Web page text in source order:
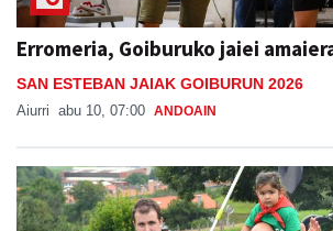
Erromeria, Goiburuko jaiei
SAN ESTEBAN JAIAK GOIBURUN 2026
Aiurri abu 10, 07:00 ANDOAIN